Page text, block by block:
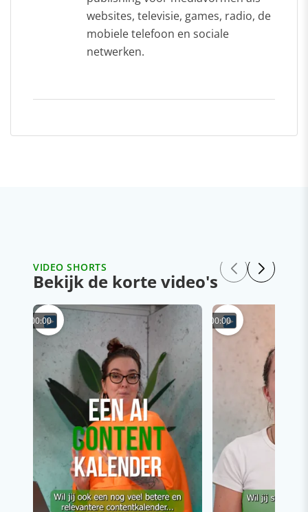
websites, televisie, games, radio, de
mobiele telefoon en sociale
netwerken.
VIDEO SHORTS
Bekijk de korte video's
00:00 00:00